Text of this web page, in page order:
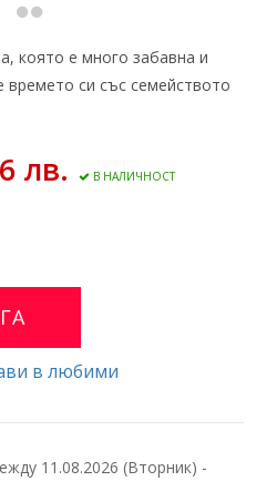
която е много забавна и
времето си със семейството
лв. В НАЛИЧНОСТ
в любими
11.08.2026 (Вторник) -